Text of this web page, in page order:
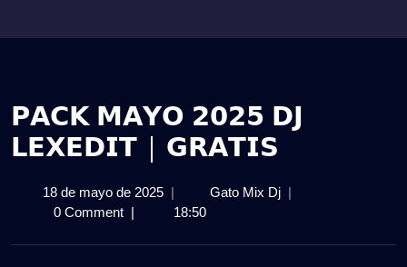
𝗣𝗔𝗖𝗞 𝗠𝗔𝗬𝗢 𝟮𝟬𝟮𝟱 𝗗𝗝
𝗟𝗘𝗫𝗘𝗗𝗜𝗧 | 𝗚𝗥𝗔𝗧𝗜𝗦
18 de mayo de 202518
de
| Gato Mix Dj𝗣𝗔𝗖𝗞
|
0 Comment | 18:50